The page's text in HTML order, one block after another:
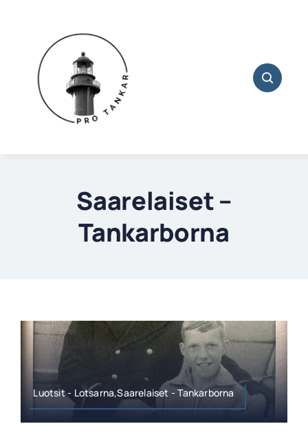
Saarelaiset –
Tankarborna
Luotsit - Lotsarna,Saarelaiset - Tankarborna